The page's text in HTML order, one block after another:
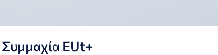
Συμμαχία EUt+